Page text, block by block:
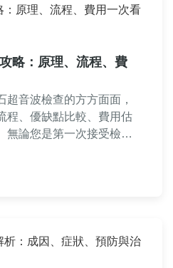
略：原理、流程、費
超音波檢查的方方面面，
程、優缺點比較、費用估
無論您是第一次接受檢查